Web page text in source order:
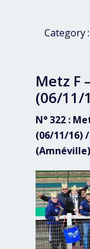
Category :
Metz F
(06/11/
N° 322 :
(06/11/16)
(Amnéville)